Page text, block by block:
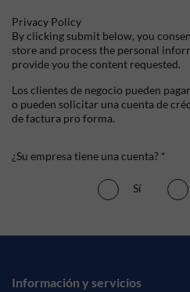
Privacy Policy
By clicking submit below, you
store and process the personal
provide you the content requested.
Los clientes de negocio pueden
o pueden solicitar una cuenta de
de factura pro forma.
¿Su empresa tiene una cuenta? *
Sí
Información y servicios